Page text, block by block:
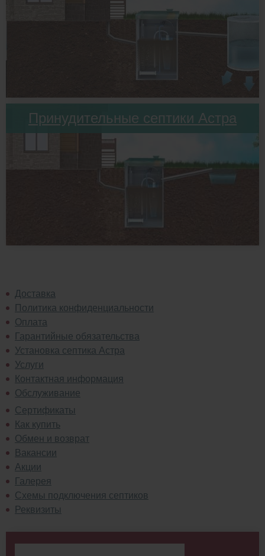
Принудительные септики Астра
Доставка
Политика конфиденциальности
Оплата
Гарантийные обязательства
Установка септика Астра
Услуги
Контактная информация
Обслуживание
Сертификаты
Как купить
Обмен и возврат
Вакансии
Акции
Галерея
Схемы подключения септиков
Реквизиты